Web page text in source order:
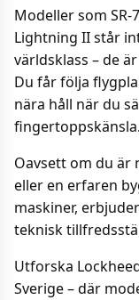
Modeller som SR-
Lightning II står
världsklass – de
Du får följa
nära håll när du
fingertoppskänsla.
Oavsett om du är
eller en erfaren
maskiner,
teknisk
Utforska
Sverige – där